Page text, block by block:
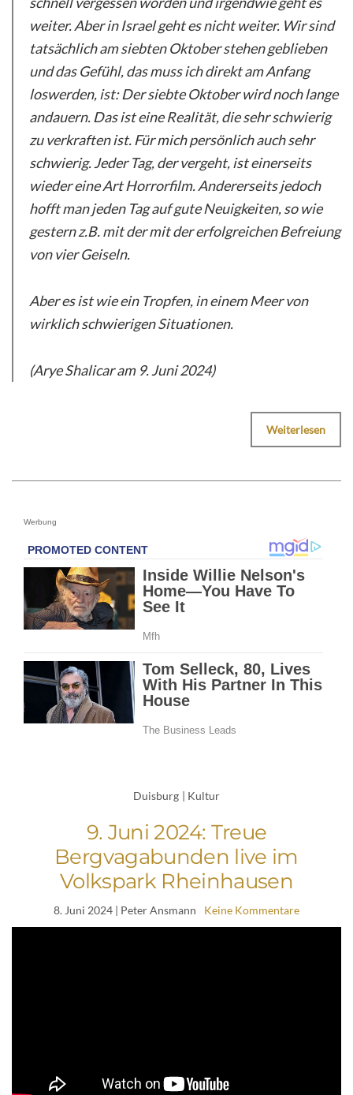
weiter. Aber in Israel geht es nicht weiter. Wir sind
tatsächlich am siebten Oktober stehen geblieben
und das Gefühl, das muss ich direkt am Anfang
loswerden, ist: Der siebte Oktober wird noch lange
andauern. Das ist eine Realität, die sehr schwierig
zu verkraften ist. Für mich persönlich auch sehr
schwierig. Jeder Tag, der vergeht, ist einerseits
wieder eine Art Horrorfilm. Andererseits jedoch
hofft man jeden Tag auf gute Neuigkeiten, so wie
gestern z.B. mit der mit der erfolgreichen Befreiung
von vier Geiseln.
Aber es ist wie ein Tropfen, in einem Meer von
wirklich schwierigen Situationen.
(Arye Shalicar am 9. Juni 2024)
Weiterlesen
Werbung
Duisburg | Kultur
9. Juni 2024: Treue
Bergvagabunden live im
Volkspark Rheinhausen
8. Juni 2024 | Peter Ansmann Keine Kommentare